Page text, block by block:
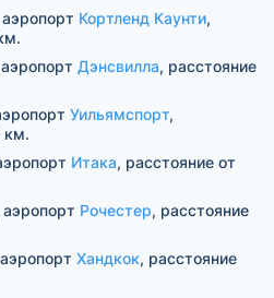
аэропорт Кортленд Каунти,
Дэнсвилла, расстояние
Уильямспорт,
км.
Итака, расстояние от
аэропорт Рочестер, расстояние
Хандкок, расстояние